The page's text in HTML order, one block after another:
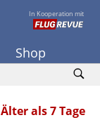
In Kooperation mit
Shop
Älter als 7 Tage